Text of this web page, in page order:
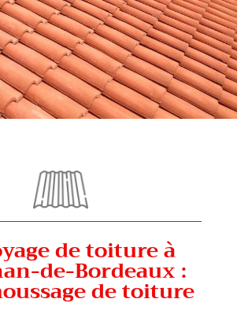
de toiture à
de-Bordeaux :
de toiture